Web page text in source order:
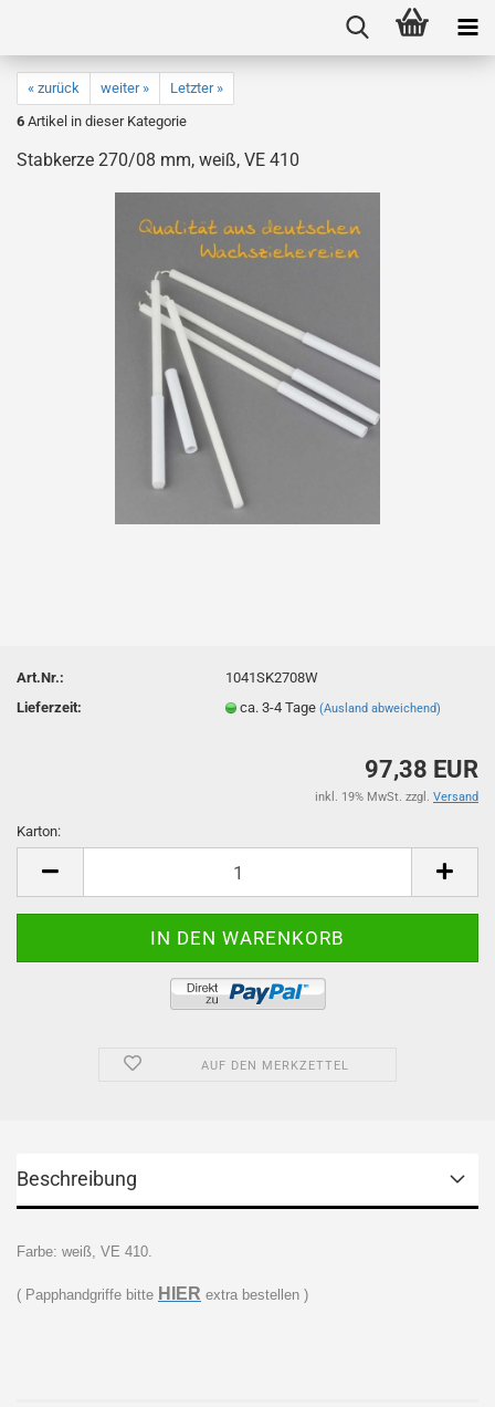
« zurück weiter »
Letzter »
6 Artikel in dieser Kategorie
Stabkerze 270/08 mm, weiß, VE 410
Art.Nr.:
1041SK2708W
Lieferzeit:
ca. 3-4 Tage(Ausland abweichend)
97,38 EUR
inkl. 19% MwSt. zzgl. Versand
Karton:
AUF DEN MERKZETTEL
Beschreibung
Farbe: weiß, VE 410.
( Papphandgriffe bitte HIER extra bestellen )